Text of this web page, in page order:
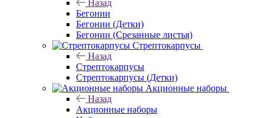
Назад
Бегонии
Бегонии (Детки)
Бегонии (Срезанные листья)
Стрептокарпусы
Назад
Стрептокарпусы
Стрептокарпусы (Детки)
Акционные наборы
Назад
Акционные наборы